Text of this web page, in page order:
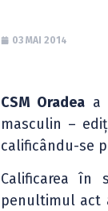
03 MAI 2014
CSM Oradea a
masculin –
calificându-se
Calificarea în
penultimul act